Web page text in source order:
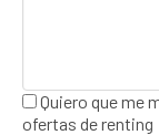
Quiero que me
ofertas de renting